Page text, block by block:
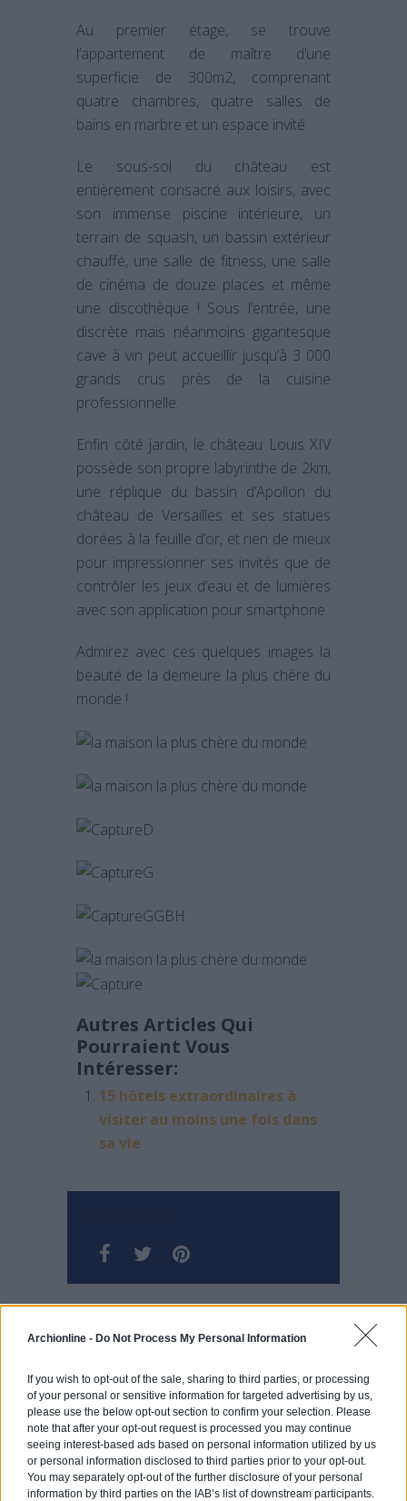
Archionline - Do Not Process My Personal Information
If you wish to opt-out of the sale, sharing to third parties, or processing
of your personal or sensitive information for targeted advertising by us,
please use the below opt-out section to confirm your selection. Please
note that after your opt-out request is processed you may continue
seeing interest-based ads based on personal information utilized by us
or personal information disclosed to third parties prior to your opt-out.
You may separately opt-out of the further disclosure of your personal
information by third parties on the IAB’s list of downstream participants.
Au premier étage, se trouve
l’appartement de maître d’une
superficie de 300m2, comprenant
quatre chambres, quatre salles de
bains en marbre et un espace invité.
Le sous-sol du château est
entièrement consacré aux loisirs, avec
son immense piscine intérieure, un
terrain de squash, un bassin extérieur
chauffé, une salle de fitness, une salle
de cinéma de douze places et même
une discothèque ! Sous l’entrée, une
discrète mais néanmoins gigantesque
cave à vin peut accueillir jusqu’à 3 000
grands crus près de la cuisine
professionnelle.
Enfin côté jardin, le château Louis XIV
possède son propre labyrinthe de 2km,
une réplique du bassin d’Apollon du
château de Versailles et ses statues
dorées à la feuille d’or, et rien de mieux
pour impressionner ses invités que de
contrôler les jeux d’eau et de lumières
avec son application pour smartphone.
Admirez avec ces quelques images la
beauté de la demeure la plus chère du
monde !
Autres Articles Qui
Pourraient Vous
Intéresser:
15 hôtels extraordinaires à
visiter au moins une fois dans
sa vie
Les différents types d’isolation thermique